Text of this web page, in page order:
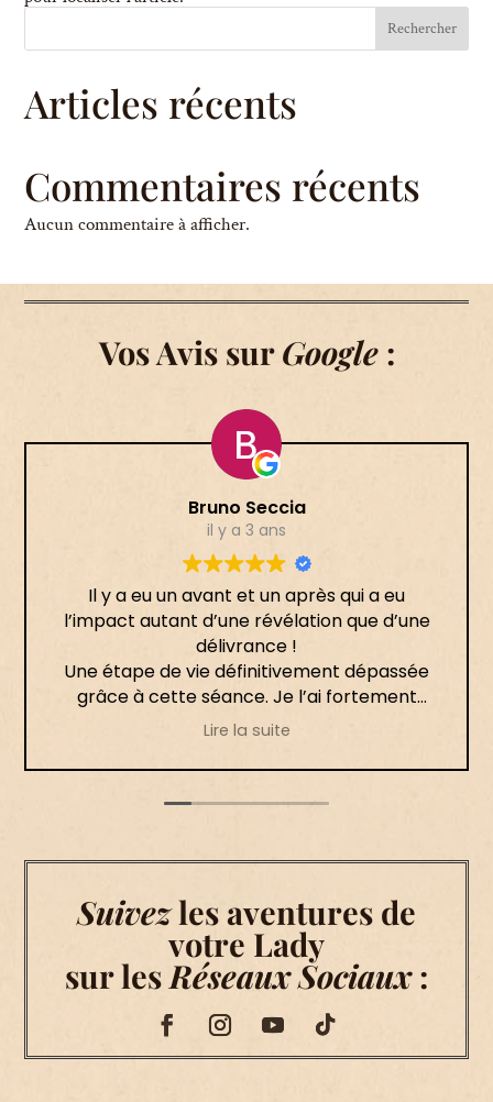
Rechercher
Articles récents
Commentaires récents
Aucun commentaire à afficher.
Vos Avis surGoogle:
Bruno Seccia
il y a 3 ans
Il y a eu un avant et un après qui a eu
l’impact autant d’une révélation que d’une
délivrance !
Une étape de vie définitivement dépassée
grâce à cette séance. Je l’ai fortement
ressenti le jour même, puis les semaines
processus.
Merci infiniment 🙏🏻
Lire la suite
Suivezles aventures de
votre Lady
sur les Réseaux Sociaux: